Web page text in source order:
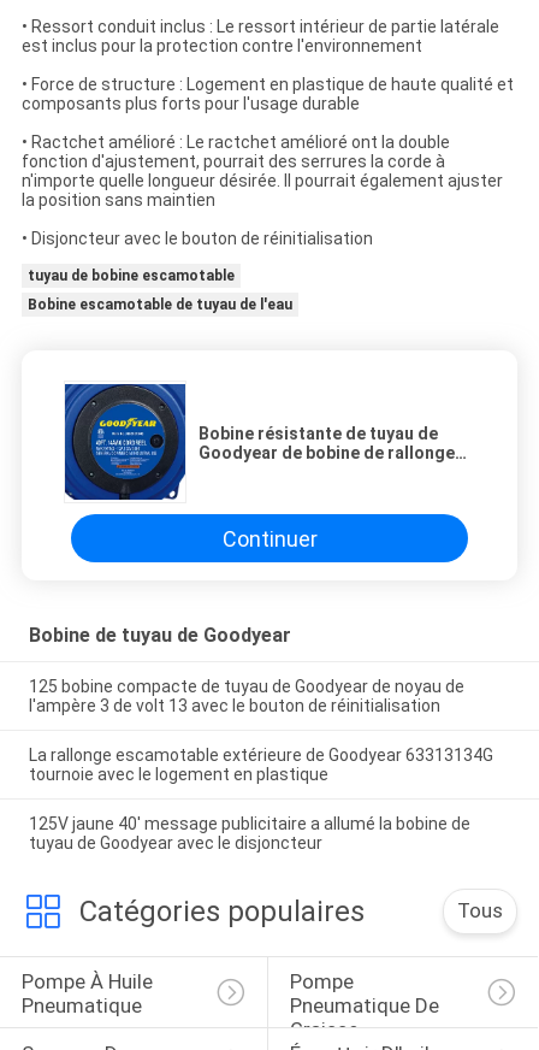
• Ressort conduit inclus : Le ressort intérieur de partie latérale
est inclus pour la protection contre l'environnement
• Force de structure : Logement en plastique de haute qualité et
composants plus forts pour l'usage durable
• Ractchet amélioré : Le ractchet amélioré ont la double
fonction d'ajustement, pourrait des serrures la corde à
n'importe quelle longueur désirée. Il pourrait également ajuster
la position sans maintien
• Disjoncteur avec le bouton de réinitialisation
tuyau de bobine escamotable
Bobine escamotable de tuyau de l'eau
Bobine résistante de tuyau de
Goodyear de bobine de rallonge
Continuer
Bobine de tuyau de Goodyear
125 bobine compacte de tuyau de Goodyear de noyau de
l'ampère 3 de volt 13 avec le bouton de réinitialisation
La rallonge escamotable extérieure de Goodyear 63313134G
tournoie avec le logement en plastique
125V jaune 40' message publicitaire a allumé la bobine de
tuyau de Goodyear avec le disjoncteur
Catégories populaires Tous
Pompe À Huile
Pneumatique
Pompe
Pneumatique De
Graisse